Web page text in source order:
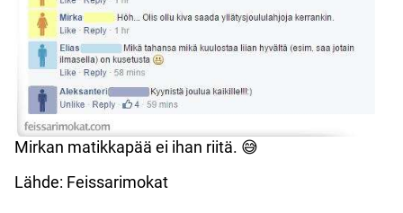
Mirkan matikkapää ei ihan riitä. 😅
Lähde: Feissarimokat